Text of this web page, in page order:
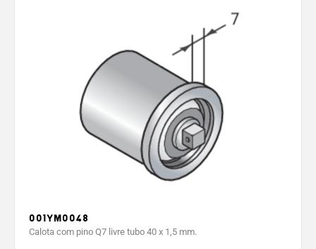
001YM0048
Calota com pino Q7 livre tubo 40 x 1,5 mm.